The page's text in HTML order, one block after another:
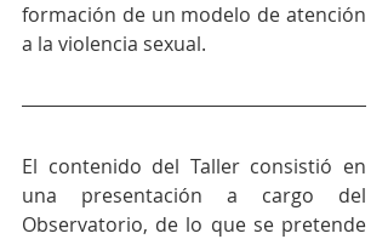
formación de un modelo de atención
a la violencia sexual.
El contenido del Taller consistió en
una presentación a cargo del
Observatorio, de lo que se pretende